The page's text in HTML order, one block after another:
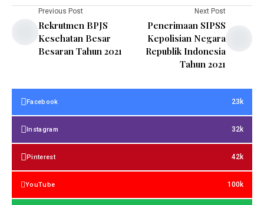
Previous Post
Rekrutmen BPJS
Kesehatan Besar
Besaran Tahun 2021
Next Post
Penerimaan SIPSS
Kepolisian Negara
Republik Indonesia
Tahun 2021
Facebook 23k
Instagram 32k
Pinterest 42k
YouTube 100k